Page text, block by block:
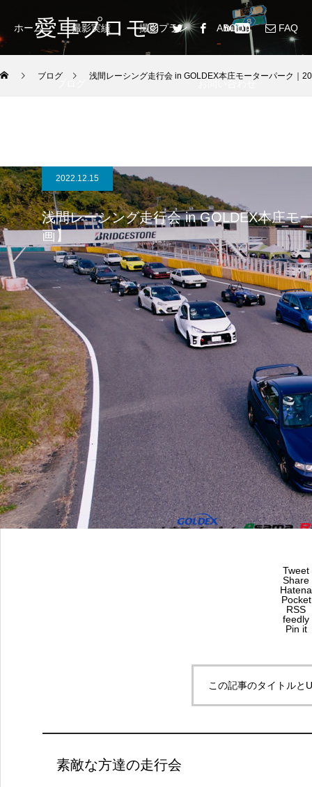
愛車プロモ
ホーム 撮影実績 撮影プラン ABOUT FAQ
ブログ お問い合わせ
ブログ 浅間レーシング走行会 in GOLDEX本庄モーターパーク｜
2022.12.15
浅間レーシング走行会 in GOLDEX本庄モ
画】
Tweet
Share
Hatena
Pocket
RSS
feedly
Pin it
この記事のタイトルと
素敵な方達の走行会